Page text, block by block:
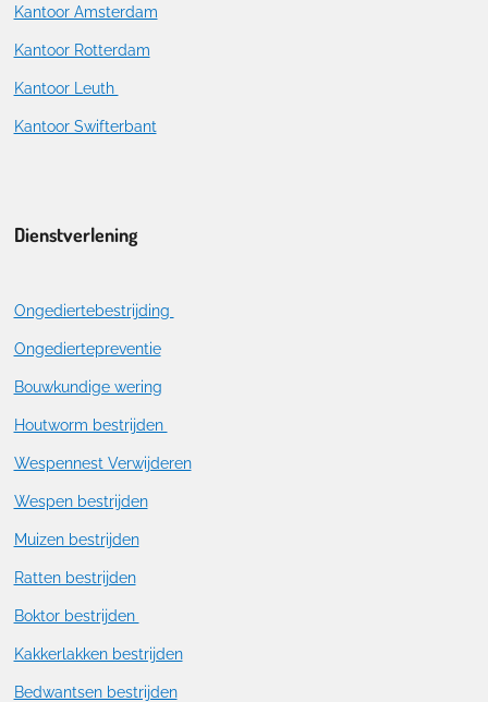
Kantoor Amsterdam
Kantoor Rotterdam
Kantoor Leuth
Kantoor Swifterbant
Dienstverlening
Ongediertebestrijding
Ongediertepreventie
Bouwkundige wering
Houtworm bestrijden
Wespennest Verwijderen
Wespen bestrijden
Muizen bestrijden
Ratten bestrijden
Boktor bestrijden
Kakkerlakken bestrijden
Bedwantsen bestrijden